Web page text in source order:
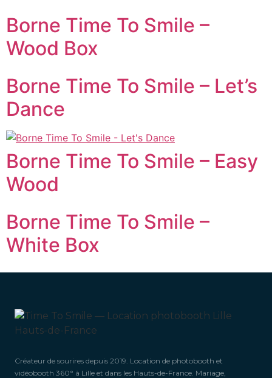
Borne Time To Smile –
Wood Box
Borne Time To Smile – Let’s
Dance
Borne Time To Smile – Easy
Wood
Borne Time To Smile –
White Box
Créateur de sourires depuis 2019. Location de photobooth et
vidéobooth 360° à Lille et dans les Hauts-de-France. Mariage,